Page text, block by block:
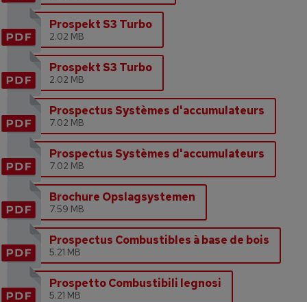
Prospekt S3 Turbo
2.02 MB
Prospekt S3 Turbo
2.02 MB
Prospectus Systèmes d'accumulateurs
7.02 MB
Prospectus Systèmes d'accumulateurs
7.02 MB
Brochure Opslagsystemen
7.59 MB
Prospectus Combustibles à base de bois
5.21 MB
Prospetto Combustibili legnosi
5.21 MB